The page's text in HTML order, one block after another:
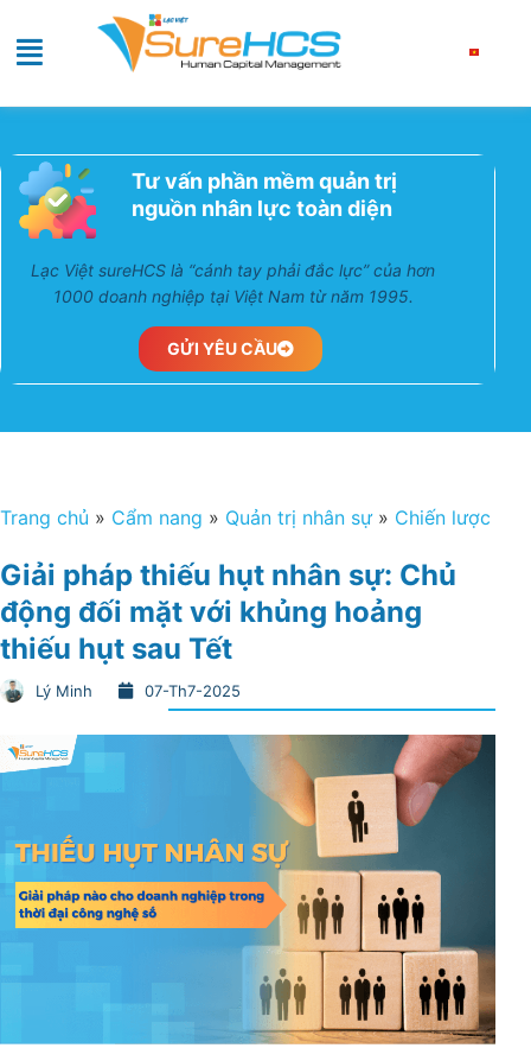
Tư vấn phần mềm quản trị
nguồn nhân lực toàn diện
Lạc Việt sureHCS là “cánh tay phải đắc lực” của hơn
1000 doanh nghiệp tại Việt Nam từ năm 1995.
GỬI YÊU CẦU
Trang chủ » Cẩm nang » Quản trị nhân sự» Chiến lược
Giải pháp thiếu hụt nhân sự: Chủ
động đối mặt với khủng hoảng
thiếu hụt sau Tết
Lý Minh 07-Th7-2025